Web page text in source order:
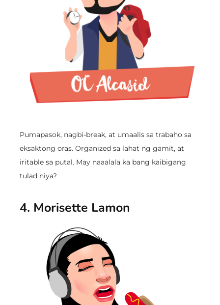
Pumapasok, nagbi-break, at umaalis sa trabaho sa
eksaktong oras. Organized sa lahat ng gamit, at
iritable sa putal. May naaalala ka bang kaibigang
tulad niya?
4. Morisette Lamon